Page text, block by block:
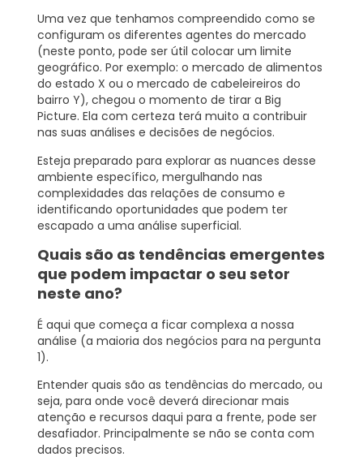
Uma vez que tenhamos compreendido como se
configuram os diferentes agentes do mercado
(neste ponto, pode ser útil colocar um limite
geográfico. Por exemplo: o mercado de alimentos
do estado X ou o mercado de cabeleireiros do
bairro Y), chegou o momento de tirar a Big
Picture. Ela com certeza terá muito a contribuir
nas suas análises e decisões de negócios.
Esteja preparado para explorar as nuances desse
ambiente específico, mergulhando nas
complexidades das relações de consumo e
identificando oportunidades que podem ter
escapado a uma análise superficial.
Quais são as tendências emergentes
que podem impactar o seu setor
neste ano?
É aqui que começa a ficar complexa a nossa
análise (a maioria dos negócios para na pergunta
1).
Entender quais são as tendências do mercado, ou
seja, para onde você deverá direcionar mais
atenção e recursos daqui para a frente, pode ser
desafiador. Principalmente se não se conta com
dados precisos.